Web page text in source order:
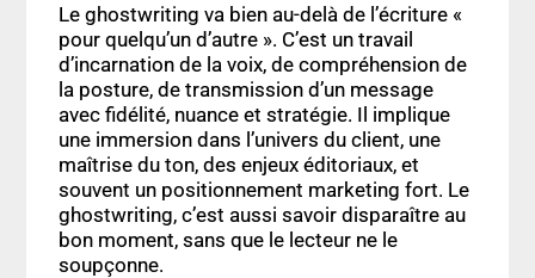
Le ghostwriting va bien au-delà de l’écriture «
pour quelqu’un d’autre ». C’est un travail
d’incarnation de la voix, de compréhension de
la posture, de transmission d’un message
avec fidélité, nuance et stratégie. Il implique
une immersion dans l’univers du client, une
maîtrise du ton, des enjeux éditoriaux, et
souvent un positionnement marketing fort. Le
ghostwriting, c’est aussi savoir disparaître au
bon moment, sans que le lecteur ne le
soupçonne.